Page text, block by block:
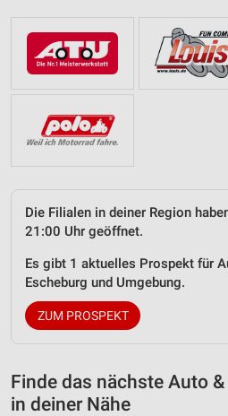
Die Filialen in deiner Region
21:00 Uhr geöffnet.
Es gibt 1 aktuelles Prospekt für
Escheburg und Umgebung.
ZUM PROSPEKT
Finde das nächste Auto
in deiner Nähe